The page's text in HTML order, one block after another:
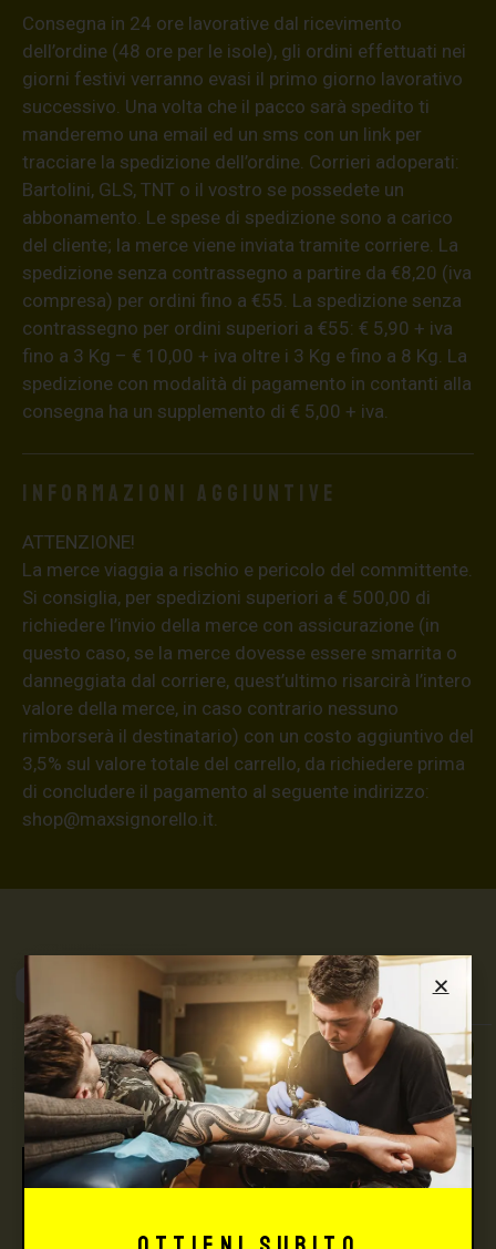
Consegna in 24 ore lavorative dal ricevimento
dell’ordine (48 ore per le isole), gli ordini effettuati nei
giorni festivi verranno evasi il primo giorno lavorativo
successivo. Una volta che il pacco sarà spedito ti
manderemo una email ed un sms con un link per
tracciare la spedizione dell’ordine. Corrieri adoperati:
Bartolini, GLS, TNT o il vostro se possedete un
abbonamento. Le spese di spedizione sono a carico
del cliente; la merce viene inviata tramite corriere. La
spedizione senza contrassegno a partire da €8,20 (iva
compresa) per ordini fino a €55. La spedizione senza
contrassegno per ordini superiori a €55: € 5,90 + iva
fino a 3 Kg – € 10,00 + iva oltre i 3 Kg e fino a 8 Kg. La
spedizione con modalità di pagamento in contanti alla
consegna ha un supplemento di € 5,00 + iva.
Informazioni aggiuntive
ATTENZIONE!
La merce viaggia a rischio e pericolo del committente.
Si consiglia, per spedizioni superiori a € 500,00 di
richiedere l’invio della merce con assicurazione (in
questo caso, se la merce dovesse essere smarrita o
danneggiata dal corriere, quest’ultimo risarcirà l’intero
valore della merce, in caso contrario nessuno
rimborserà il destinatario) con un costo aggiuntivo del
3,5% sul valore totale del carrello, da richiedere prima
di concludere il pagamento al seguente indirizzo:
shop@maxsignorello.it
Max Signorello
Tattoo Supply
TUTTO PER IL TUO
TATTOO STUDIO